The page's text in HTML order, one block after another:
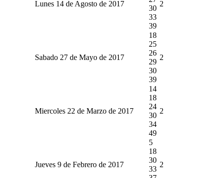
Lunes 14 de Agosto de 2017
30
33
39
2
Sabado 27 de Mayo de 2017
18
25
26
29
30
39
2
Miercoles 22 de Marzo de 2017
14
18
24
30
34
49
2
Jueves 9 de Febrero de 2017
5
18
30
33
2